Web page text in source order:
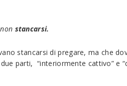
stancarsi.
stancarsi di pregare, ma che
parti, “interiormente cattivo” e